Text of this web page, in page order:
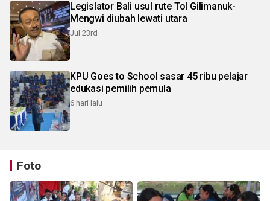
Legislator Bali usul rute Tol Gilimanuk-
Mengwi diubah lewati utara
Jul 23rd
KPU Goes to School sasar 45 ribu pelajar
edukasi pemilih pemula
6 hari lalu
Foto